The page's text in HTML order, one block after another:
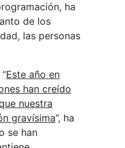
ha
de los
las personas
Este año en
han creído
nuestra
gravísima”, ha
se han